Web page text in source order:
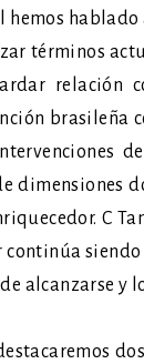
hemos
términos
relación
dimensiones
C
continúa
alcanzarse y